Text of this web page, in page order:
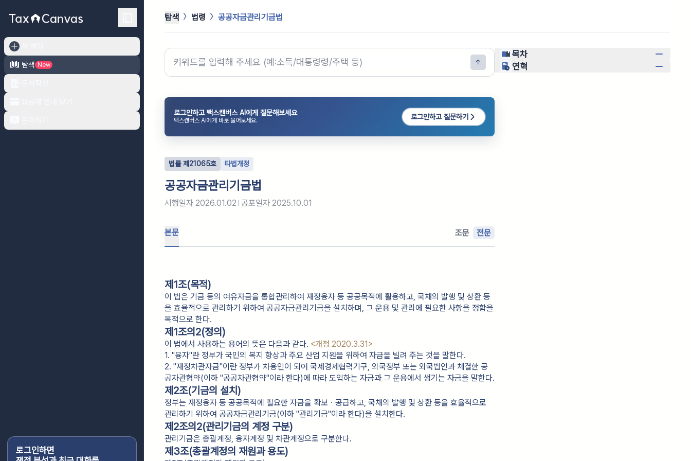
탐색
New
로그인하면
탐색 법령 공공자금관리기금법
로그인하고 택스캔버스 AI에게 질문해보세요
택스캔버스 AI에게 바로 물어보세요. 로그인하고 질문하기
법률제 21065호 타법개정
공공자금관리기금법
시행일자 2026.01.02 공포일자 2025.10.01
본문 조문 전문
제1조(목적)
이 법은 기금 등의 여유자금을 통합관리하여 재정융자 등 공공목적에 활용하고, 국채의 발행 및 상환 등
을 효율적으로 관리하기 위하여 공공자금관리기금을 설치하며, 그 운용 및 관리에 필요한 사항을 정함을
목적으로 한다.
제1조의2(정의)
이 법에서 사용하는 용어의 뜻은 다음과 같다. <개정 2020.3.31>
1. "융자"란 정부가 국민의 복지 향상과 주요 산업 지원을 위하여 자금을 빌려 주는 것을 말한다.
2. "재정차관자금"이란 정부가 차용인이 되어 국제경제협력기구, 외국정부 또는 외국법인과 체결한 공
공차관협약(이하 "공공차관협약"이라 한다)에 따라 도입하는 자금과 그 운용에서 생기는 자금을 말한다.
제2조(기금의 설치)
정부는 재정융자 등 공공목적에 필요한 자금을 확보ㆍ공급하고, 국채의 발행 및 상환 등을 효율적으로
관리하기 위하여 공공자금관리기금(이하 "관리기금"이라 한다)을 설치한다.
제2조의2(관리기금의 계정 구분)
관리기금은 총괄계정, 융자계정 및 차관계정으로 구분한다.
제3조(총괄계정의 재원과 용도)
목차
연혁